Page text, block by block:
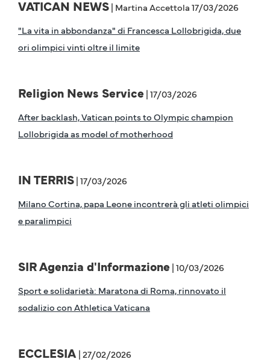
VATICAN NEWS| Martina Accettola 17/03/2026
"La vita in abbondanza" di Francesca Lollobrigida, due
ori olimpici vinti oltre il limite
Religion News Service | 17/03/2026
After backlash, Vatican points to Olympic champion
Lollobrigida as model of motherhood
IN TERRIS| 17/03/2026
Milano Cortina, papa Leone incontrerà gli atleti olimpici
e paralimpici
SIR Agenzia d'Informazione | 10/03/2026
Sport e solidarietà: Maratona di Roma, rinnovato il
sodalizio con Athletica Vaticana
ECCLESIA | 27/02/2026